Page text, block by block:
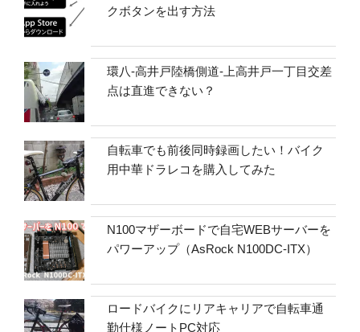
クボタンを出す方法
環八-高井戸陸橋側道-上高井戸一丁目交差
点は直進できない？
自転車でも前後同時録画したい！バイク
用中華ドラレコを購入してみた
N100マザーボードで自宅WEBサーバーを
パワーアップ（AsRock N100DC-ITX）
ロードバイクにリアキャリアで自転車通
勤仕様ノートPC対応